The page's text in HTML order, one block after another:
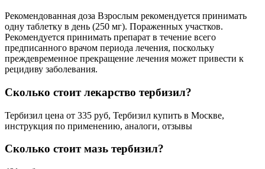
Рекомендованная доза Взрослым рекомендуется принимать
одну таблетку в день (250 мг). Пораженных участков.
Рекомендуется принимать препарат в течение всего
предписанного врачом периода лечения, поскольку
преждевременное прекращение лечения может привести к
рецидиву заболевания.
Сколько стоит лекарство тербизил?
Тербизил цена от 335 руб, Тербизил купить в Москве,
инструкция по применению, аналоги, отзывы
Сколько стоит мазь тербизил?